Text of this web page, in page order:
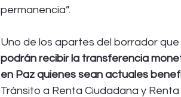
permanencia”.
Uno de los apartes del borrador
podrán recibir la transferencia
en Paz quienes sean actuales
Tránsito a Renta Ciudadana y Renta